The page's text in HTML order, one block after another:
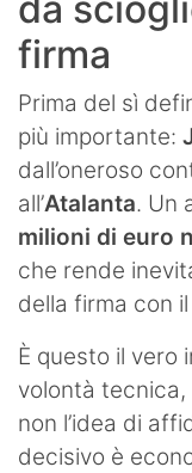
firma
Prima del sì
più importante:
dall’oneroso
all’Atalanta. Un
milioni di euro
che rende
della firma con il
È questo il vero
volontà
non l’idea di
decisivo è